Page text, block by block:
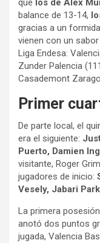
que los de Álex
balance de 13-14,
gracias a un
vienen con un
Liga Endesa:
Zunder Palencia
Casademont
Primer
De parte local, el
era el siguiente:
Puerto, Damien
visitante, Roger
jugadores de inicio:
Vesely, Jabari
La primera
anotó dos puntos
jugada, Valencia